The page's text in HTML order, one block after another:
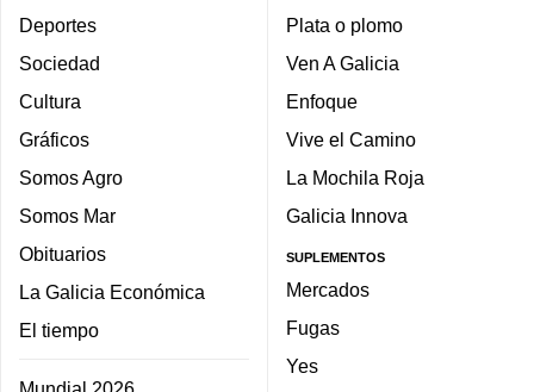
Deportes
Sociedad
Cultura
Gráficos
Somos Agro
Somos Mar
Obituarios
La Galicia Económica
El tiempo
Plata o plomo
Ven A Galicia
Enfoque
Vive el Camino
La Mochila Roja
Galicia Innova
SUPLEMENTOS
Mercados
Fugas
Yes